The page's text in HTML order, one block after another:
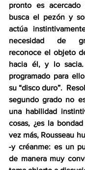
pronto es
busca el pezón y
actúa
necesidad de
reconoce el objeto
hacia él, y lo
programado para
su “disco duro”.
segundo grado no
una habilidad
cosas, ¿es la
-y créanme: es un
de manera muy